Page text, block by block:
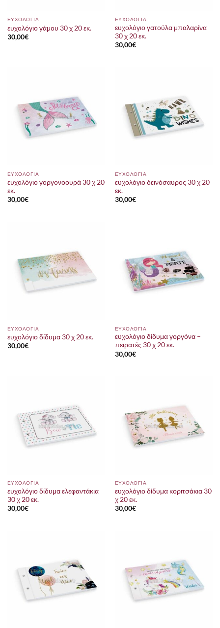
ΕΥΧΟΛΟΓΙΑ
ευχολόγιο γάμου 30 χ 20 εκ.
30,00€
ΕΥΧΟΛΟΓΙΑ
ευχολόγιο γατούλα μπαλαρίνα
30 χ 20 εκ.
30,00€
ΕΥΧΟΛΟΓΙΑ
ευχολόγιο γοργονοουρά 30 χ 20
εκ.
30,00€
ΕΥΧΟΛΟΓΙΑ
ευχολόγιο δεινόσαυρος 30 χ 20
εκ.
30,00€
ΕΥΧΟΛΟΓΙΑ
ευχολόγιο δίδυμα 30 χ 20 εκ.
30,00€
ΕΥΧΟΛΟΓΙΑ
ευχολόγιο δίδυμα γοργόνα –
πειρατές 30 χ 20 εκ.
30,00€
ΕΥΧΟΛΟΓΙΑ
ευχολόγιο δίδυμα ελεφαντάκια
30 χ 20 εκ.
30,00€
ΕΥΧΟΛΟΓΙΑ
ευχολόγιο δίδυμα κοριτσάκια 30
χ 20 εκ.
30,00€